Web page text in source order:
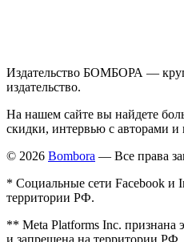
Издательство БОМБОРА —
издательство.
На нашем сайте вы найдете
скидки, интервью с авторами
© 2026 Bombora — Все права
* Социальные сети Facebook и
территории РФ.
** Meta Platforms Inc. признана
и запрещена на территории РФ.